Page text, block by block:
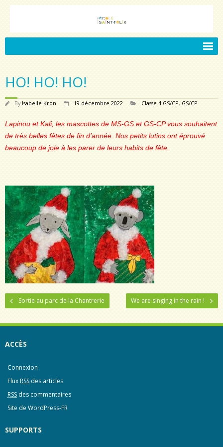
Notre école
- Présentation de l’école Saint-Félix
- L’équipe pédagogique
Vie de l’école
- Label International
- L’Espagne
- Venise
- L’Irlande
- Cycle 1
- Pastorale
Infos pratiques
HO! HO! HO!
By Isabelle Kron 19 décembre 2022 Classe 4 GS/CP, GS/CP
Lapinou et Kali, les mascottes de MS-GS et GS-CP vous souhaitent
de très belles fêtes de fin d’année. Nos petits lutins ont éprouvé
beaucoup de joie à les parer de leurs habits de fête.
Sortie au parc de la Chantrerie We are singing in the rain !
ACCÈS
Connexion
Flux RSS des articles
RSS des commentaires
Site de WordPress-FR
SUPPORTS